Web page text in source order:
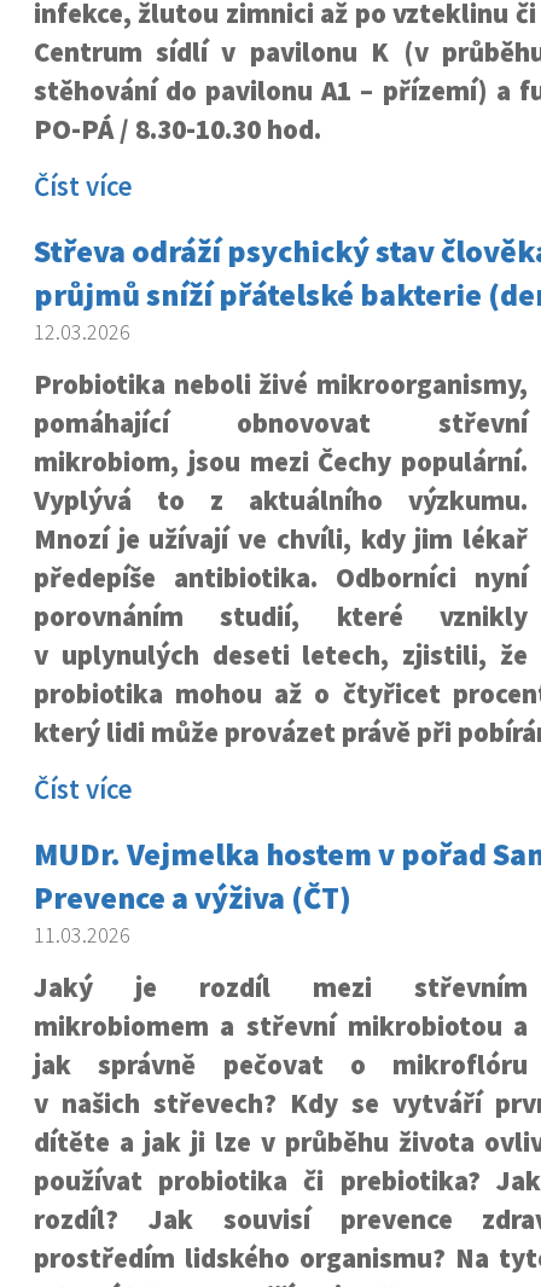
infekce, žlutou zimnici až po vzteklinu
Centrum sídlí v pavilonu K (v
stěhování do pavilonu A1 – přízemí) a
PO-PÁ / 8.30-10.30 hod.
Číst více
Střeva odráží psychický stav
průjmů sníží přátelské bakterie
12.03.2026
Probiotika neboli živé mikroorganismy,
pomáhající obnovovat střevní
mikrobiom, jsou mezi Čechy populární.
Vyplývá to z aktuálního výzkumu.
Mnozí je užívají ve chvíli, kdy jim lékař
předepíše antibiotika. Odborníci nyní
porovnáním studií, které vznikly
v uplynulých deseti letech, zjistili, že
probiotika mohou až o čtyřicet
který lidi může provázet právě při
Číst více
MUDr. Vejmelka hostem v pořad
Prevence a výživa (ČT)
11.03.2026
Jaký je rozdíl mezi střevním
mikrobiomem a střevní mikrobiotou a
jak správně pečovat o mikroflóru
v našich střevech? Kdy se vytváří
dítěte a jak ji lze v průběhu života
používat probiotika či prebiotika?
rozdíl? Jak souvisí prevence
prostředím lidského organismu? Na